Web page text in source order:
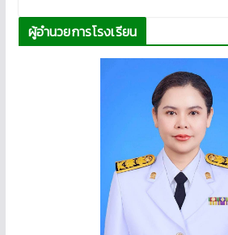
ผู้อำนวยการโรงเรียน